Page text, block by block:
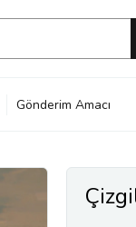
Gönderim Amacı